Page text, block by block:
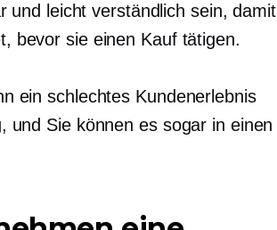
und leicht verständlich sein, damit
bevor sie einen Kauf tätigen.
ein schlechtes Kundenerlebnis
und Sie können es sogar in einen